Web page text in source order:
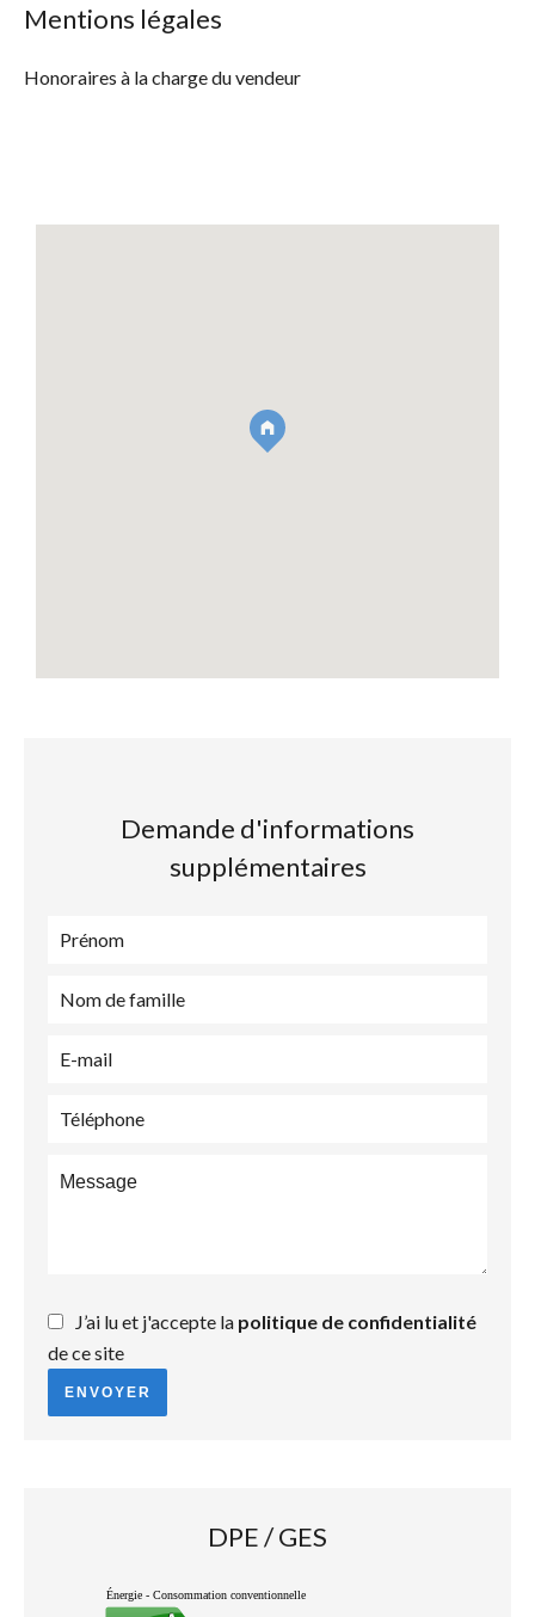
Mentions légales
Honoraires à la charge du vendeur
Demande d'informations
supplémentaires
J’ai lu et j'accepte la politique de confidentialité
de ce site
ENVOYER
DPE / GES
Énergie - Consommation conventionnelle